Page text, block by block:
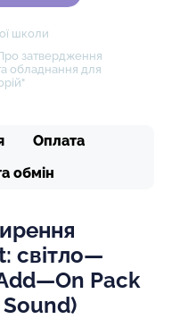
школи
затвердження
обладнання для
Оплата
обмін
світло—
Pack